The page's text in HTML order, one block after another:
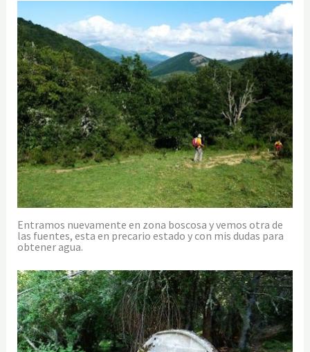
Entramos nuevamente en zona boscosa y vemos otra de
las fuentes, esta en precario estado y con mis dudas para
obtener agua.